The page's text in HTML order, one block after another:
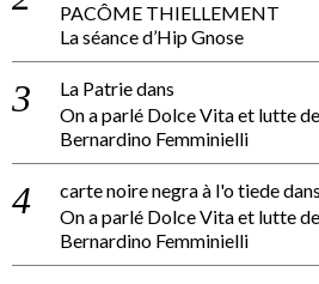
PACÔME THIELLEMENT
La séance d’Hip Gnose
La Patriedans
On a parlé Dolce Vita et lutte
Bernardino Femminielli
carte noire negra à l'o tiededans
On a parlé Dolce Vita et lutte
Bernardino Femminielli